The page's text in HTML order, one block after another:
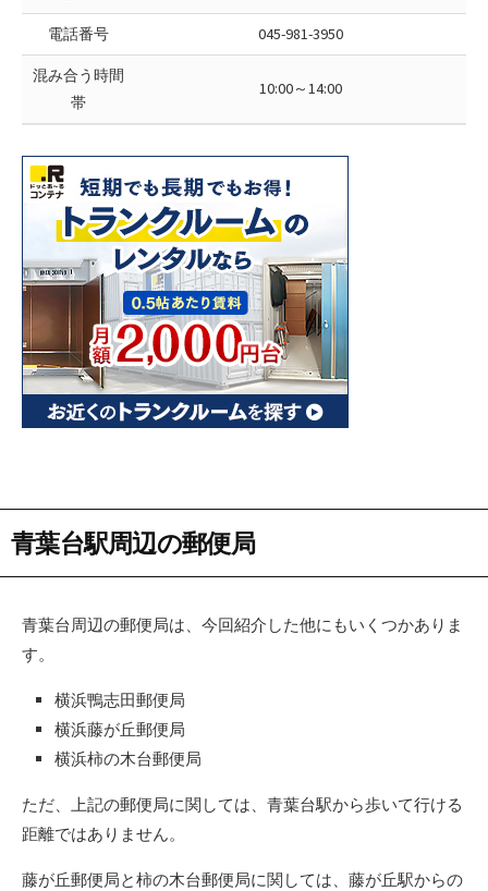
電話番号 045-981-3950
混み合う時間
帯
10:00～14:00
青葉台駅周辺の郵便局
青葉台周辺の郵便局は、今回紹介した他にもいくつかありま
す。
横浜鴨志田郵便局
横浜藤が丘郵便局
横浜柿の木台郵便局
ただ、上記の郵便局に関しては、青葉台駅から歩いて行ける
距離ではありません。
藤が丘郵便局と柿の木台郵便局に関しては、藤が丘駅からの